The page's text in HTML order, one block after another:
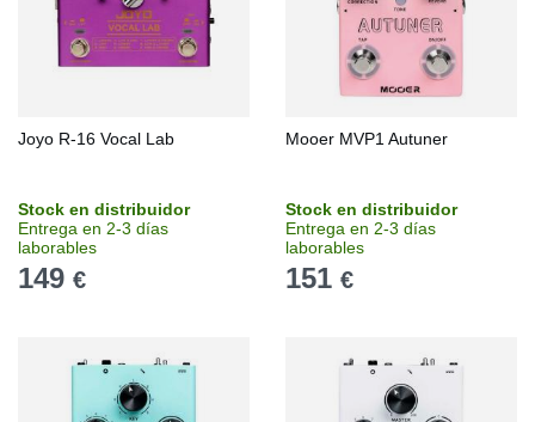
Joyo R-16 Vocal Lab
Stock en distribuidor
Entrega en 2-3 días
laborables
149 €
Mooer MVP1 Autuner
Stock en distribuidor
Entrega en 2-3 días
laborables
151 €